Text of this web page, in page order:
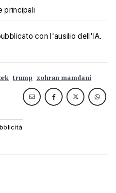
principali
con l'ausilio dell'IA.
trump zohran mamdani